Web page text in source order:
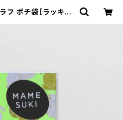
フ ポチ袋［ラッキー